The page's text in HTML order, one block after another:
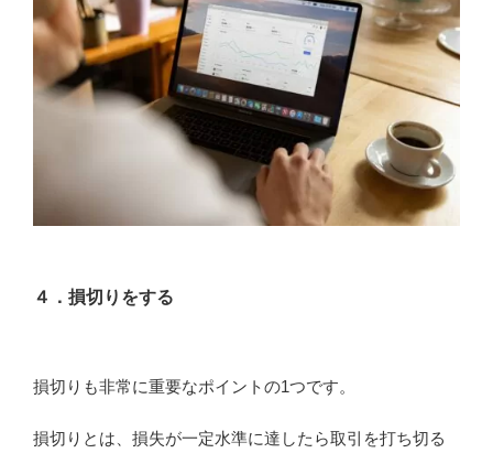
４．損切りをする
損切りも非常に重要なポイントの1つです。
損切りとは、損失が一定水準に達したら取引を打ち切る